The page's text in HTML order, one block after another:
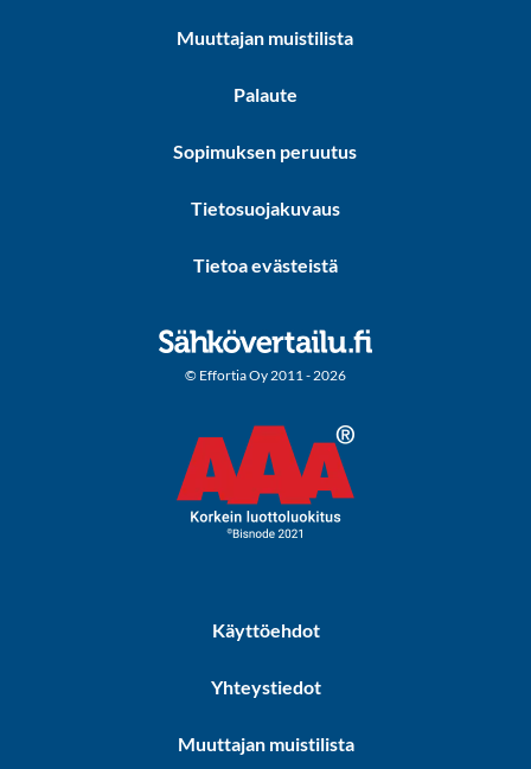
Muuttajan muistilista
Palaute
Sopimuksen peruutus
Tietosuojakuvaus
Tietoa evästeistä
© Effortia Oy 2011 - 2026
Käyttöehdot
Yhteystiedot
Muuttajan muistilista